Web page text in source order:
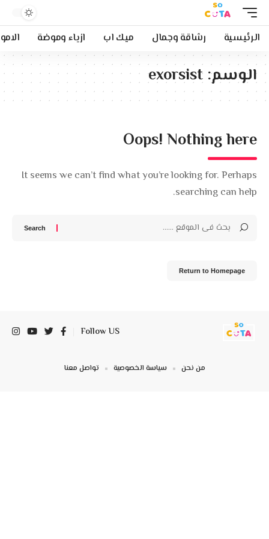
الرئيسية رشاقة وجمال ميك اب ازياء وموضة
الوسم: exorsist
Oops! Nothing here
It seems we can’t find what you’re looking for. Perhaps
searching can help.
Return to Homepage
Follow US
من نحن سياسة الخصوصية تواصل معنا